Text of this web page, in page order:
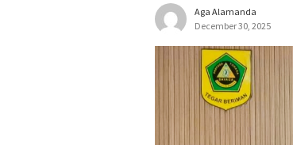
Aga Alamanda
December 30, 2025